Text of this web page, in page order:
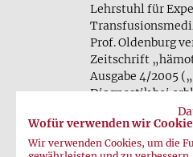
Lehrstuhl für
Prof. Oldenburg
Zeitschrift
Ausgabe 4/2005
Diagnostik bei
Redaktionsteam
„hämotherapie“
Herzlichste zu
Wofür verwenden wir
Wir verwenden Cookies, um die